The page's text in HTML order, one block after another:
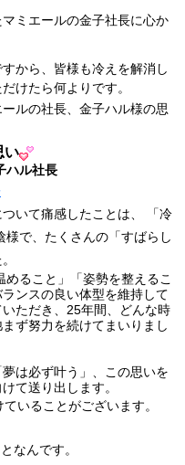
ミエールの金子社長に心か
から、皆様も冷えを解消し
けたら何よりです。
ルの社長、金子ハル様の思
い
ハル社長
いて痛感したことは、
「冷
様で、たくさんの「すばらし
めること」「姿勢を整えるこ
ンスの良い体型を維持して
ただき、 25年間、どんな時
ず努力を続けてまいりまし
は必ず叶う」、この思いを
て送り出します。
いることがございます。
なんです。